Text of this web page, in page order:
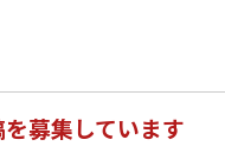
募集しています